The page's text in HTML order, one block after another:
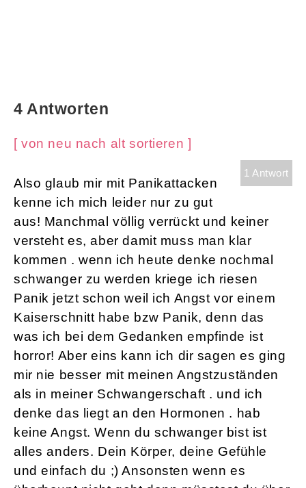
4 Antworten
[ von neu nach alt sortieren ]
1 Antwort
Also glaub mir mit Panikattacken
kenne ich mich leider nur zu gut
aus! Manchmal völlig verrückt und keiner
versteht es, aber damit muss man klar
kommen . wenn ich heute denke nochmal
schwanger zu werden kriege ich riesen
Panik jetzt schon weil ich Angst vor einem
Kaiserschnitt habe bzw Panik, denn das
was ich bei dem Gedanken empfinde ist
horror! Aber eins kann ich dir sagen es ging
mir nie besser mit meinen Angstzuständen
als in meiner Schwangerschaft . und ich
denke das liegt an den Hormonen . hab
keine Angst. Wenn du schwanger bist ist
alles anders. Dein Körper, deine Gefühle
und einfach du ;) Ansonsten wenn es